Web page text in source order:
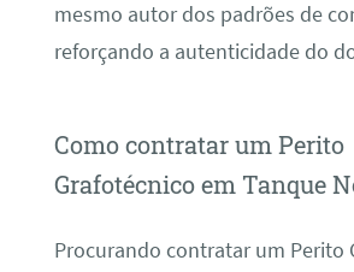
mesmo autor dos padrões de
reforçando a autenticidade do
Como contratar um Perito
Grafotécnico em Tanque
Procurando contratar um Perito